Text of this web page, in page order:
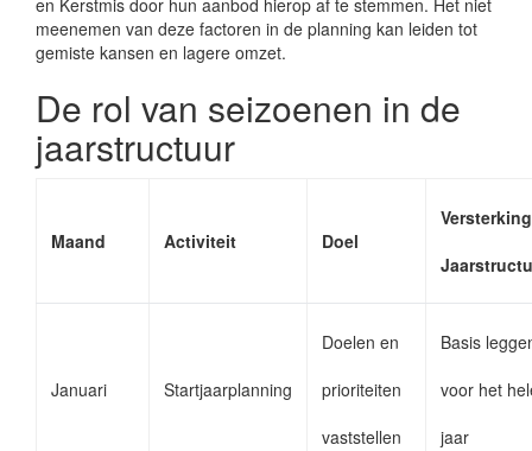
en Kerstmis door hun aanbod hierop af te stemmen. Het niet
meenemen van deze factoren in de planning kan leiden tot
gemiste kansen en lagere omzet.
De rol van seizoenen in de
jaarstructuur
Maand Activiteit Doel
Versterking
Januari Startjaarplanning
Doelen en
prioriteiten
vaststellen
Basis
voor het
jaar